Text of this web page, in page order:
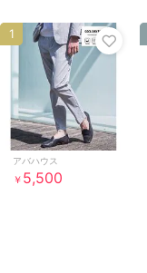
アバハウス
￥ 5,500
1